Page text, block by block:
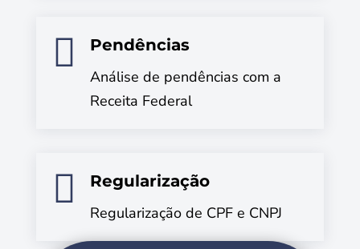

Pendências
Análise de pendências com a
Receita Federal

Regularização
Regularização de CPF e CNPJ